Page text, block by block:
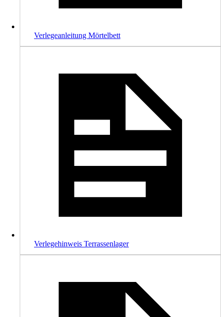
Verlegeanleitung Mörtelbett
Verlegehinweis Terrassenlager